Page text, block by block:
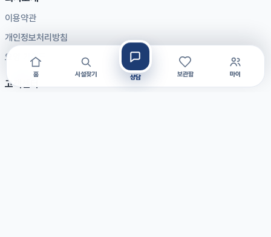
이용약관
개인정보처리방침
요양 가이드
고객센터
홈 시설찾기 상담 보관함 마이